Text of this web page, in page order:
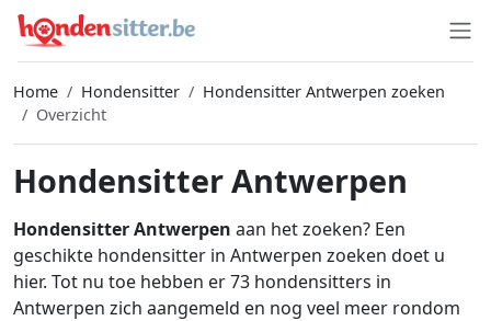
Home Hondensitter
Hondensitter Antwerpen zoeken
Overzicht
Hondensitter Antwerpen
Hondensitter Antwerpen aan het zoeken? Een
geschikte hondensitter in Antwerpen zoeken doet u
hier. Tot nu toe hebben er 73 hondensitters in
Antwerpen zich aangemeld en nog veel meer rondom